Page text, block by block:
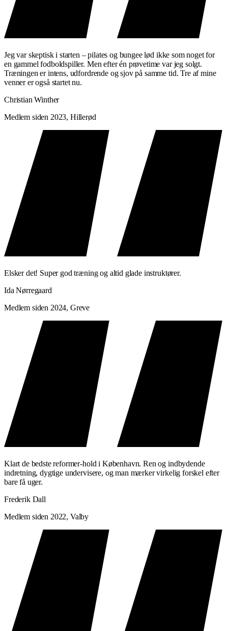
Jeg var skeptisk i starten – pilates og bungee lød ikke som noget for
en gammel fodboldspiller. Men efter én prøvetime var jeg solgt.
Træningen er intens, udfordrende og sjov på samme tid. Tre af mine
venner er også startet nu.
Christian Winther
Medlem siden 2023, Hillerød
Elsker det! Super god træning og altid glade instruktører.
Ida Nørregaard
Medlem siden 2024, Greve
Klart de bedste reformer-hold i København. Ren og indbydende
indretning, dygtige undervisere, og man mærker virkelig forskel efter
bare få uger.
Frederik Dall
Medlem siden 2022, Valby